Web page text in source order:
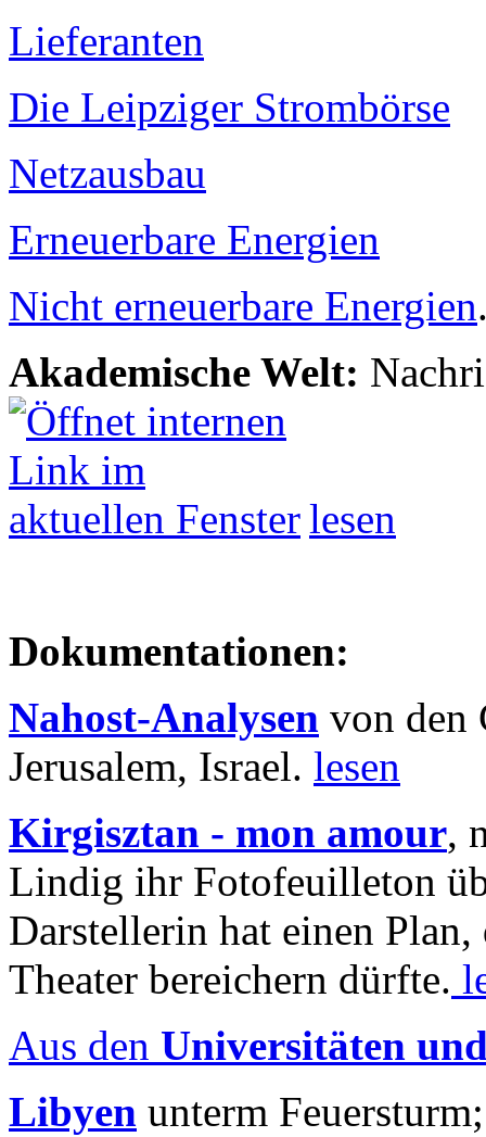
Lieferanten
Die Leipziger Strombörse
Netzausbau
Erneuerbare Energien
Nicht erneuerbare Energien
Akademische Welt:
lesen
Dokumentationen:
Nahost-Analysen von den
Jerusalem, Israel. lesen
Kirgisztan - mon amour,
Lindig ihr Fotofeuilleton
Darstellerin hat einen Plan,
Theater bereichern dürfte.
Aus den Universitäten
Libyen unterm